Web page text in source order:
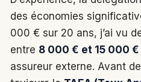
des économies
000 € sur 20 ans, j’ai vu
entre 8 000 € et 15 000 €
assureur externe. Avant